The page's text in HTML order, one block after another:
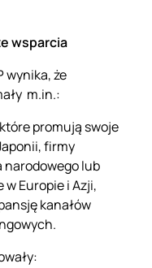
wsparcia
wynika, że
m.in.:
promują swoje
firmy
narodowego lub
Europie i Azji,
kanałów